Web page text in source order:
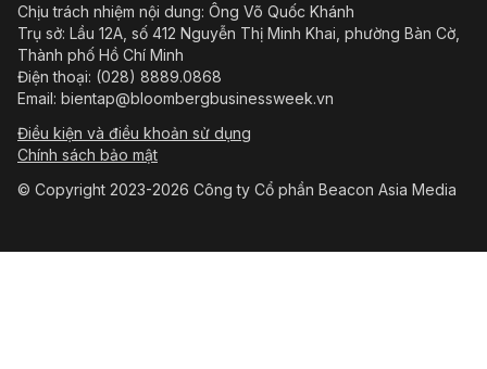
Chịu trách nhiệm nội dung: Ông Võ Quốc Khánh
Trụ sở: Lầu 12A, số 412 Nguyễn Thị Minh Khai, phường Bàn Cờ,
Thành phố Hồ Chí Minh
Điện thoại: (028) 8889.0868
Email: bientap@bloombergbusinessweek.vn
Điều kiện và điều khoản sử dụng
Chính sách bảo mật
© Copyright 2023-2026 Công ty Cổ phần Beacon Asia Media